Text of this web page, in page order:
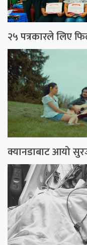
२५ पत्रकारले लिए
क्यानडाबाट आयो